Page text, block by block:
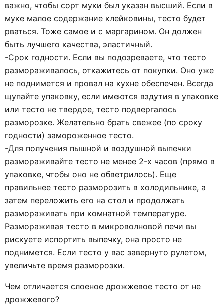
важно, чтобы сорт муки был указан высший. Если в
муке малое содержание клейковины, тесто будет
рваться. Тоже самое и с маргарином. Он должен
быть лучшего качества, эластичный.
-Срок годности. Если вы подозреваете, что тесто
размораживалось, откажитесь от покупки. Оно уже
не поднимется и провал на кухне обеспечен. Всегда
щупайте упаковку, если имеются вздутия в упаковке
или тесто не твердое, тесто подвергалось
разморозке. Желательно брать свежее (по сроку
годности) замороженное тесто.
-Для получения пышной и воздушной выпечки
размораживайте тесто не менее 2-х часов (прямо в
упаковке, чтобы оно не обветрилось). Еще
правильнее тесто разморозить в холодильнике, а
затем переложить его на стол и продолжать
размораживать при комнатной температуре.
Размораживая тесто в микроволновой печи вы
рискуете испортить выпечку, она просто не
поднимется. Если тесто у вас завернуто рулетом,
увеличьте время разморозки.
Чем отличается слоеное дрожжевое тесто от не
дрожжевого?